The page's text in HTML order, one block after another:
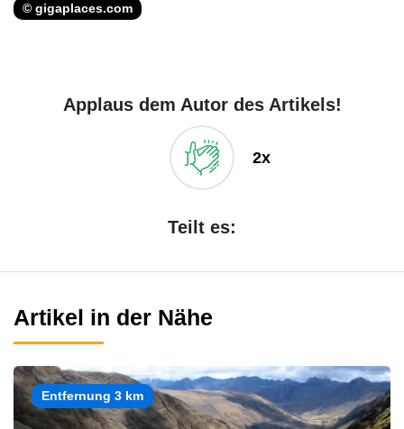
© gigaplaces.com
Applaus dem Autor des Artikels!
2x
Teilt es:
Artikel in der Nähe
Entfernung 3 km